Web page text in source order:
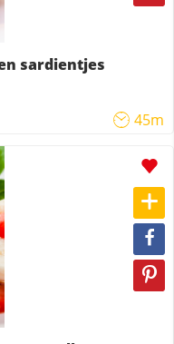
sardientjes
45m